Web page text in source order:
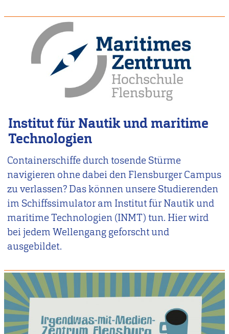
Institut für Nautik und maritime
Technologien
Containerschiffe durch tosende Stürme
navigieren ohne dabei den Flensburger Campus
zu verlassen? Das können unsere Studierenden
im Schiffssimulator am Institut für Nautik und
maritime Technologien (INMT) tun. Hier wird
bei jedem Wellengang geforscht und
ausgebildet.